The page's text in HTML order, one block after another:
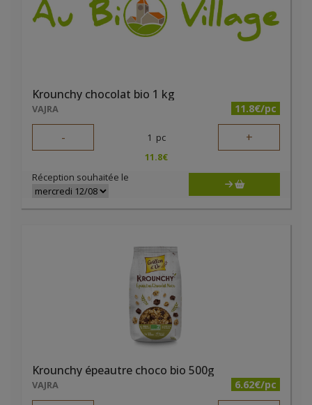
Krounchy chocolat bio 1 kg
VAJRA 11.8€/pc
- 1 pc +
11.8€
Réception souhaitée le
Krounchy épeautre choco bio 500g
VAJRA 6.62€/pc